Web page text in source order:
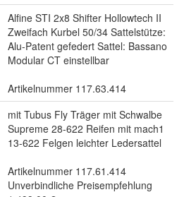
Alfine STI 2x8 Shifter Hollowtech II
Zweifach Kurbel 50/34 Sattelstütze:
Alu-Patent gefedert Sattel: Bassano
Modular CT einstellbar
Artikelnummer 117.63.414
mit Tubus Fly Träger mit Schwalbe
Supreme 28-622 Reifen mit mach1
13-622 Felgen leichter Ledersattel
Artikelnummer 117.61.414
Unverbindliche Preisempfehlung